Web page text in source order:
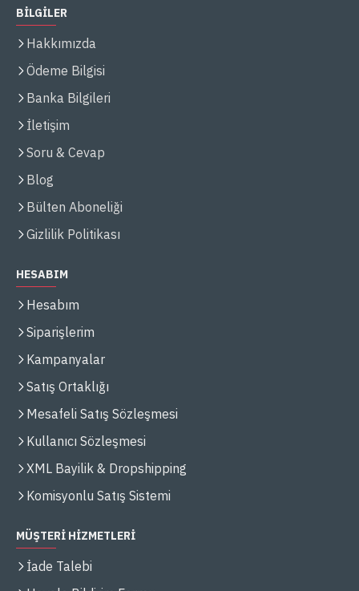
BİLGİLER
Hakkımızda
Ödeme Bilgisi
Banka Bilgileri
İletişim
Soru & Cevap
Blog
Bülten Aboneliği
Gizlilik Politikası
HESABIM
Hesabım
Siparişlerim
Kampanyalar
Satış Ortaklığı
Mesafeli Satış Sözleşmesi
Kullanıcı Sözleşmesi
XML Bayilik & Dropshipping
Komisyonlu Satış Sistemi
MÜŞTERİ HİZMETLERİ
İade Talebi